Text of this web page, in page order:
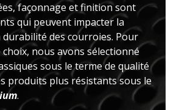
façonnage et finition sont
qui peuvent impacter la
durabilité des courroies. Pour
nous avons sélectionné
sous le terme de qualité
produits plus résistants sous le
.